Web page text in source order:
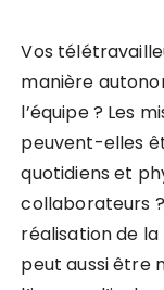
Vos
manière
l’équipe ? Les
peuvent-elles
quotidiens et
collaborateurs
réalisation de la
peut aussi être